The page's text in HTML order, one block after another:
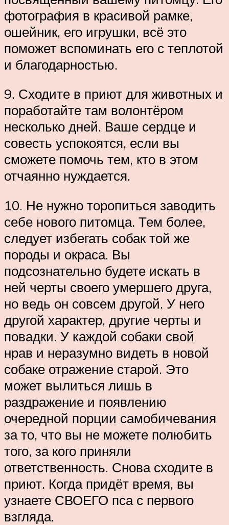
фотография в красивой рамке,
ошейник, его игрушки, всё это
поможет вспоминать его с теплотой
и благодарностью.
9. Сходите в приют для животных и
поработайте там волонтёром
несколько дней. Ваше сердце и
совесть успокоятся, если вы
сможете помочь тем, кто в этом
отчаянно нуждается.
10. Не нужно торопиться заводить
себе нового питомца. Тем более,
следует избегать собак той же
породы и окраса. Вы
подсознательно будете искать в
ней черты своего умершего друга,
но ведь он совсем другой. У него
другой характер, другие черты и
повадки. У каждой собаки свой
нрав и неразумно видеть в новой
собаке отражение старой. Это
может вылиться лишь в
раздражение и появлению
очередной порции самобичевания
за то, что вы не можете полюбить
того, за кого приняли
ответственность. Снова сходите в
приют. Когда придёт время, вы
узнаете СВОЕГО пса с первого
взгляда.